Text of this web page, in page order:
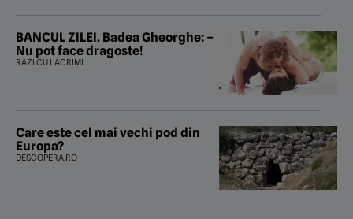
BANCUL ZILEI. Badea Gheorghe: –
Nu pot face dragoste!
RÂZI CU LACRIMI
Care este cel mai vechi pod din
Europa?
DESCOPERA.RO